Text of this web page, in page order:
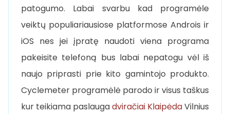
patogumo. Labai svarbu kad programėle
veiktų populiariausiose platformose Androis ir
iOS nes jei įpratę naudoti viena programa
pakeisite telefoną bus labai nepatogu vėl iš
naujo priprasti prie kito gamintojo produkto.
Cyclemeter programėlė parodo ir visus taškus
kur teikiama paslaugadviračiai KlaipėdaVilnius